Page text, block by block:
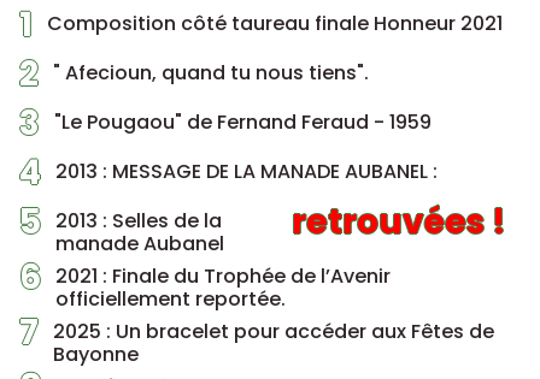
1 Composition côté taureau finale Honneur 2021
2 " Afecioun, quand tu nous tiens".
3 "Le Pougaou" de Fernand Feraud - 1959
4 2013 : MESSAGE DE LA MANADE AUBANEL :
5 2013 : Selles de la
manade Aubanel
retrouvées !
6 2021 : Finale du Trophée de l’Avenir
officiellement reportée.
7 2025 : Un bracelet pour accéder aux Fêtes de
Bayonne